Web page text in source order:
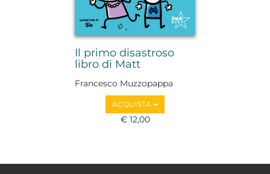
Il primo disastroso
libro di Matt
Francesco Muzzopappa
ACQUISTA
€ 12,00